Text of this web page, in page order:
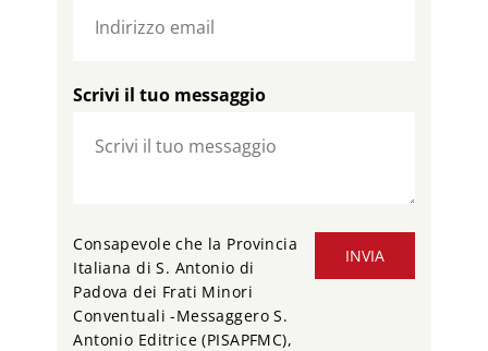
Scrivi il tuo messaggio
INVIA
Consapevole che la Provincia
Italiana di S. Antonio di
Padova dei Frati Minori
Conventuali -Messaggero S.
Antonio Editrice (PISAPFMC),